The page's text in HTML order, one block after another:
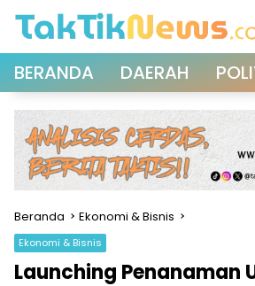
BERANDA DAERAH
Beranda Ekonomi & Bisnis
Ekonomi & Bisnis
Launching Penanaman